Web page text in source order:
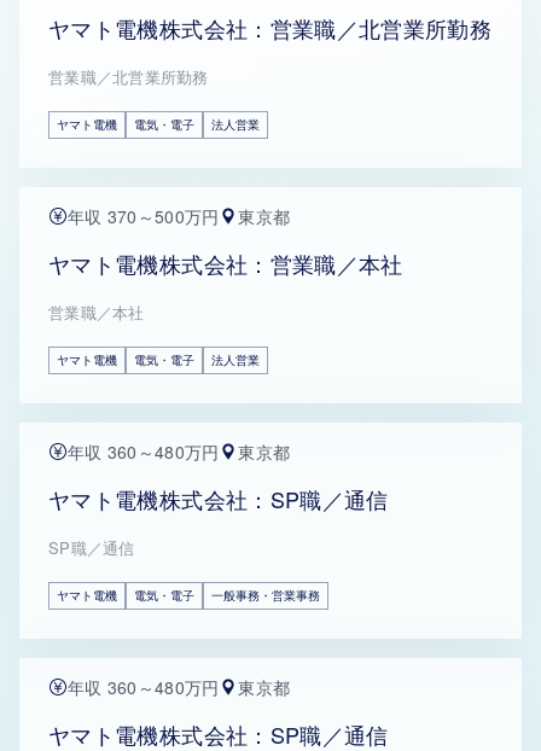
ヤマト電機株式会社：営業職／北営業所勤務
営業職／北営業所勤務
ヤマト電機 電気・電子 法人営業
年収 370～500万円 東京都
ヤマト電機株式会社：営業職／本社
営業職／本社
ヤマト電機 電気・電子 法人営業
年収 360～480万円 東京都
ヤマト電機株式会社：SP職／通信
SP職／通信
ヤマト電機 電気・電子 一般事務・営業事務
年収 360～480万円 東京都
ヤマト電機株式会社：SP職／通信